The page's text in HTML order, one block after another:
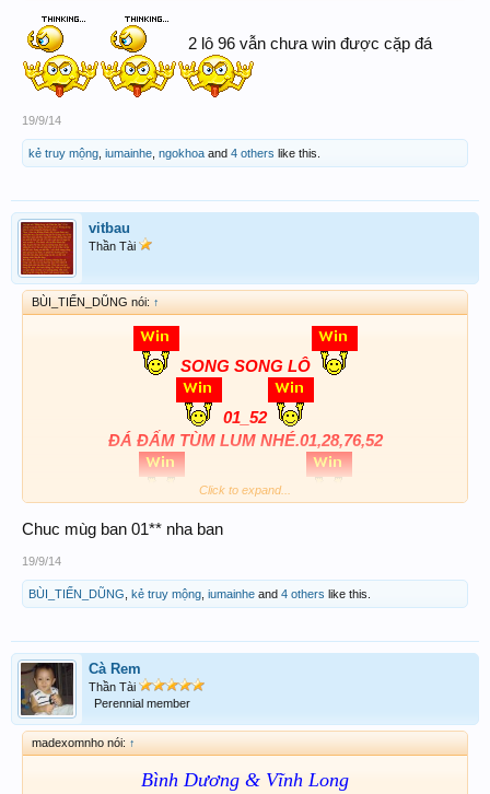
2 lô 96 vẫn chưa win được cặp đá
19/9/14
kẻ truy mộng iumainhe ngokhoa and 4 others like this.
vitbau
Thần Tài
BÙI_TIẾN_DŨNG nói: ↑
SONG SONG LÔ
01_52
ĐÁ ĐẤM TÙM LUM NHÉ.01,28,76,52
3C+XC 401_352
Click to expand...
Chuc mùg ban 01** nha ban
19/9/14
BÙI_TIẾN_DŨNG kẻ truy mộng iumainhe and 4 others like this.
Cà Rem
Thần Tài
Perennial member
madexomnho nói: ↑
Bình Dương & Vĩnh Long